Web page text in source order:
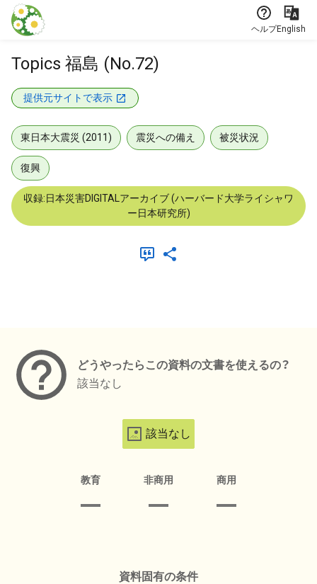
本文に飛ぶ
ヘルプEnglish
Topics 福島 (No.72)
提供元サイトで表示
東日本大震災 (2011) 震災への備え 被災状況
復興
収録:日本災害DIGITALアーカイブ (ハーバード大学ライシャワ
ー日本研究所)
どうやったらこの資料の文書を使えるの？
該当なし
該当なし
教育 非商用 商用
資料固有の条件